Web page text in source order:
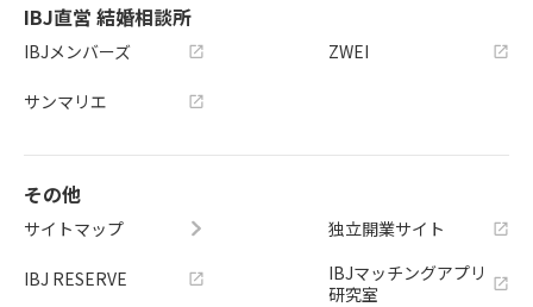
IBJ直営 結婚相談所
IBJメンバーズ
サンマリエ
ZWEI
その他
サイトマップ
IBJ RESERVE
独立開業サイト
IBJマッチングアプリ
研究室